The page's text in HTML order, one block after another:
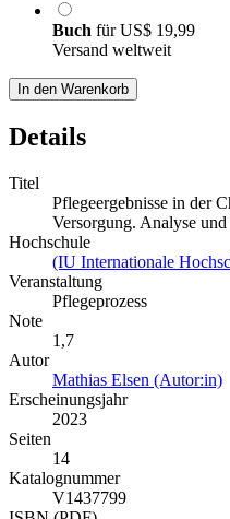
Buch fürUS$ 19,99
Versand weltweit
In den Warenkorb
Details
Titel
Pflegeergebnisse in der
Versorgung. Analyse
Hochschule
(IU Internationale
Veranstaltung
Pflegeprozess
Note
1,7
Autor
Mathias Elsen (Autor:in)
Erscheinungsjahr
2023
Seiten
14
Katalognummer
V1437799